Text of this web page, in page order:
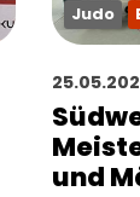
Judo
und